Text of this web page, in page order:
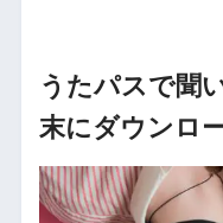
うたパスで聞
末にダウンロ